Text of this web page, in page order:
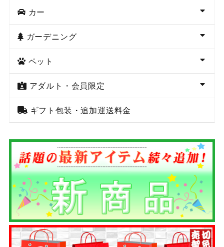
カー
ガーデニング
ペット
アダルト・会員限定
ギフト包装・追加運送料金